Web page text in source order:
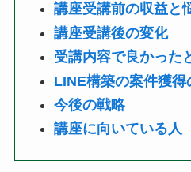
講座受講前の収益と
講座受講後の変化
受講内容で良かった
LINE構築の案件獲得
今後の戦略
講座に向いている人